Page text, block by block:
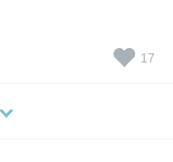
17